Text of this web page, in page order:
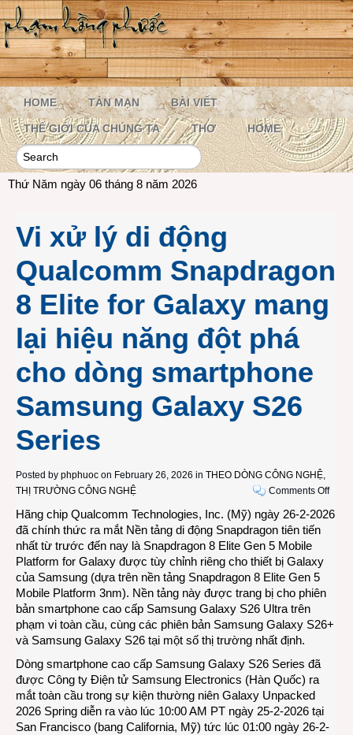
HOME TẢN MẠN BÀI VIẾT
THẾ GIỚI CỦA CHÚNG TA THƠ HOME
Thứ Năm ngày 06 tháng 8 năm 2026
Vi xử lý di động
Qualcomm Snapdragon
8 Elite for Galaxy mang
lại hiệu năng đột phá
cho dòng smartphone
Samsung Galaxy S26
Series
Posted by phphuoc on February 26, 2026 in THEO DÒNG CÔNG NGHỆ,
THỊ TRƯỜNG CÔNG NGHỆ
Comments Offon
xử
năng
Hãng chip Qualcomm Technologies, Inc. (Mỹ) ngày 26-2-2026
đã chính thức ra mắt Nền tảng di động Snapdragon tiên tiến
nhất từ trước đến nay là Snapdragon 8 Elite Gen 5 Mobile
Platform for Galaxy được tùy chỉnh riêng cho thiết bị Galaxy
của Samsung (dựa trên nền tảng Snapdragon 8 Elite Gen 5
Mobile Platform 3nm). Nền tảng này được trang bị cho phiên
bản smartphone cao cấp Samsung Galaxy S26 Ultra trên
phạm vi toàn cầu, cùng các phiên bản Samsung Galaxy S26+
và Samsung Galaxy S26 tại một số thị trường nhất định.
Dòng smartphone cao cấp Samsung Galaxy S26 Series đã
được Công ty Điện tử Samsung Electronics (Hàn Quốc) ra
mắt toàn cầu trong sự kiện thường niên Galaxy Unpacked
2026 Spring diễn ra vào lúc 10:00 AM PT ngày 25-2-2026 tại
San Francisco (bang California, Mỹ) tức lúc 01:00 ngày 26-2-